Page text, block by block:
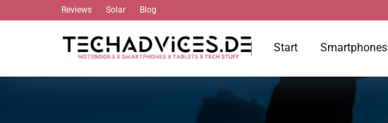
Reviews Solar Blog
Start Smartphones